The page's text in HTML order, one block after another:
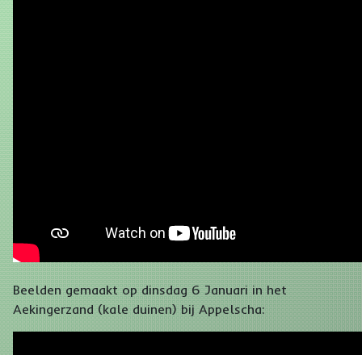
Beelden gemaakt op dinsdag 6 Januari in het
Aekingerzand (kale duinen) bij Appelscha: